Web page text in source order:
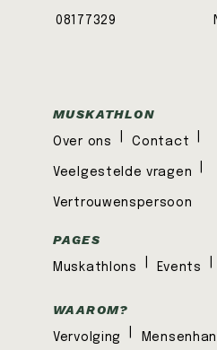
08177329
MUSKATHLON
Over ons Contact
Veelgestelde vragen
Vertrouwenspersoon
PAGES
Muskathlons Events
WAAROM?
Vervolging